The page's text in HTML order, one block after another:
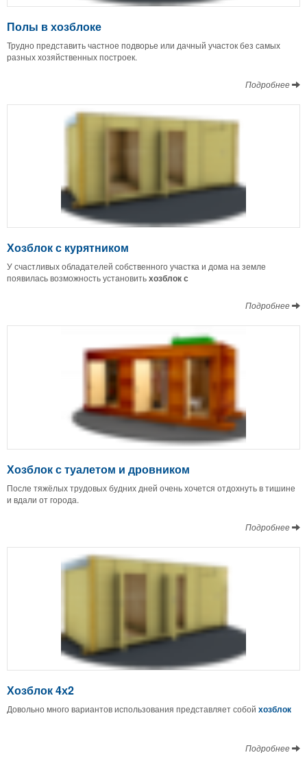
Полы в хозблоке
Трудно представить частное подворье или дачный участок без самых
разных хозяйственных построек.
Подробнее
Хозблок с курятником
У счастливых обладателей собственного участка и дома на земле
появилась возможность установитьхозблок с
Подробнее
Хозблок с туалетом и дровником
После тяжёлых трудовых будних дней очень хочется отдохнуть в тишине
и вдали от города.
Подробнее
Хозблок 4х2
Довольно много вариантов использования представляет собой хозблок
Подробнее